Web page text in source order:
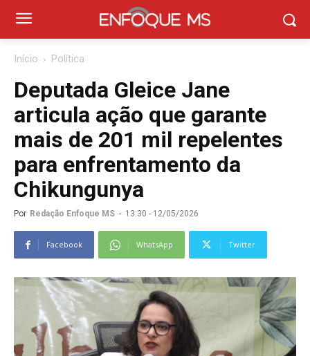
Início Política
Deputada Gleice Jane
articula ação que garante
mais de 201 mil repelentes
para enfrentamento da
Chikungunya
Por Redação Enfoque MS - 13:30 - 12/05/2026
Facebook WhatsApp Twitter